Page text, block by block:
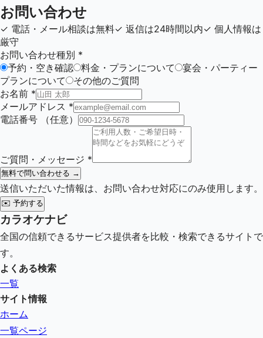
お問い合わせ
✓ 電話・メール相談は無料✓ 返信は24時間以内✓ 個人情報は
厳守
お問い合わせ種別 *
予約・空き確認
料金・プランについて
宴会・パーティー
プランについて
その他のご質問
お名前 *
メールアドレス *
電話番号
（任意）
ご質問・メッセージ *
無料で問い合わせる →
送信いただいた情報は、お問い合わせ対応にのみ使用します。
✉️ 予約する
カラオケナビ
全国の信頼できるサービス提供者を比較・検索できるサイトで
す。
よくある検索
一覧
サイト情報
ホーム
一覧ページ